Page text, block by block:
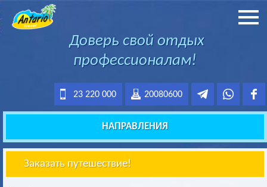
Доверь свой отдых
профессионалам!
20080600
23 220 000
НАПРАВЛЕНИЯ
Заказать путешествие!